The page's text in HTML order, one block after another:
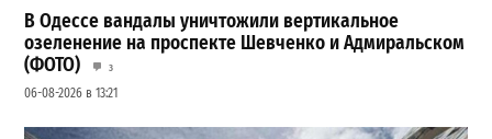
В Одессе вандалы уничтожили вертикальное
озеленение на проспекте Шевченко и Адмиральском
(ФОТО)
3
06-08-2026 в 13:21